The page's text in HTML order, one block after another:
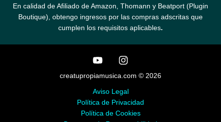
En calidad de Afiliado de Amazon, Thomann y Beatport (Plugin
Boutique), obtengo ingresos por las compras adscritas que
cumplen los requisitos aplicables.
creatupropiamusica.com © 2026
Aviso Legal
Política de Privacidad
Política de Cookies